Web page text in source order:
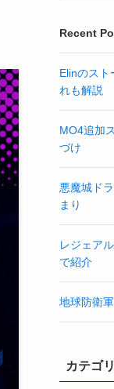
Recent
Elinのスト
れも解説
MO4追加
づけ
悪魔城ド
まり
レジェア
で紹介
地球防衛
カテゴ